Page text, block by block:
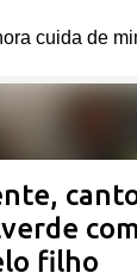
para o
cuida de
filho